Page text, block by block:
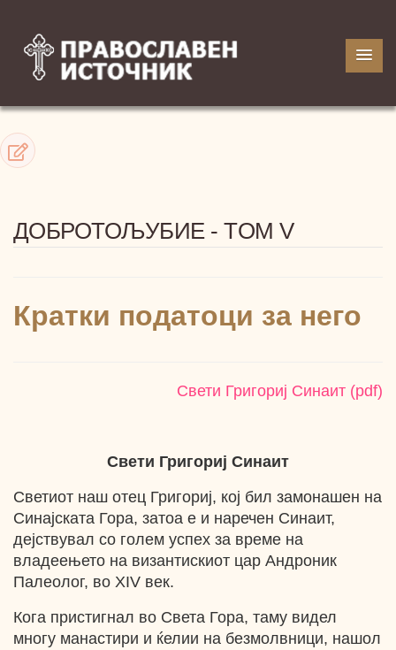
ДОБРОТОЉУБИЕ - TOM V
Кратки податоци за него
Свети Григориј Синаит (pdf)
Свети Григориј Синаит
Светиот наш отец Григориј, кој бил замонашен на
Синајската Гора, затоа е и наречен Синаит,
дејствувал со голем успех за време на
владеењето на византискиот цар Андроник
Палеолог, во ХIV век.
Кога пристигнал во Света Гора, таму видел
многу манастири и ќелии на безмолвници, нашол